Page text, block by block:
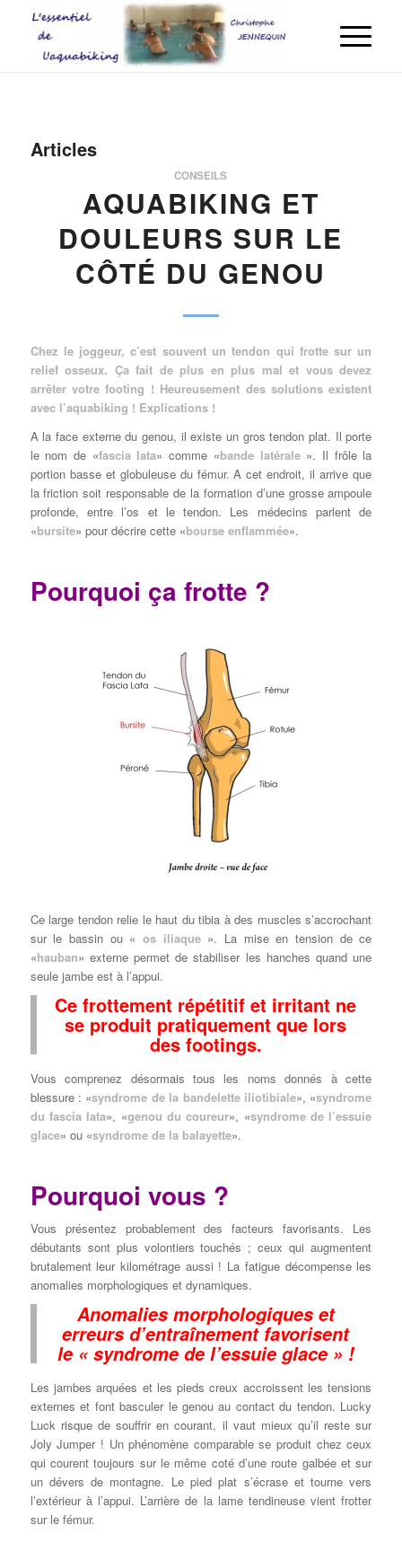
Articles
CONSEILS
AQUABIKING ET
DOULEURS SUR LE
CÔTÉ DU GENOU
Chez le joggeur, c’est souvent un tendon qui frotte sur un
relief osseux. Ça fait de plus en plus mal et vous devez
arrêter votre footing ! Heureusement des solutions existent
avec l’aquabiking ! Explications !
A la face externe du genou, il existe un gros tendon plat. Il porte
le nom de «fascia lata» comme «bande latérale». Il frôle la
portion basse et globuleuse du fémur. A cet endroit, il arrive que
la friction soit responsable de la formation d’une grosse ampoule
profonde, entre l’os et le tendon. Les médecins parlent de
«bursite» pour décrire cette «bourse enflammée».
Pourquoi ça frotte ?
Ce large tendon relie le haut du tibia à des muscles s’accrochant
sur le bassin ou « os iliaque». La mise en tension de ce
«hauban» externe permet de stabiliser les hanches quand une
seule jambe est à l’appui.
Ce frottement répétitif et irritant ne
se produit pratiquement que lors
des footings.
Vous comprenez désormais tous les noms donnés à cette
blessure : «syndrome de la bandelette iliotibiale», «syndrome
du fascia lata», «genou du coureur», «syndrome de l’essuie
glace» ou «syndrome de la balayette».
Pourquoi vous ?
Vous présentez probablement des facteurs favorisants. Les
débutants sont plus volontiers touchés ; ceux qui augmentent
brutalement leur kilométrage aussi ! La fatigue décompense les
anomalies morphologiques et dynamiques.
Anomalies morphologiques et
erreurs d’entraînement favorisent
le « syndrome de l’essuie glace » !
Les jambes arquées et les pieds creux accroissent les tensions
externes et font basculer le genou au contact du tendon. Lucky
Luck risque de souffrir en courant, il vaut mieux qu’il reste sur
Joly Jumper ! Un phénomène comparable se produit chez ceux
qui courent toujours sur le même coté d’une route galbée et sur
un dévers de montagne. Le pied plat s’écrase et tourne vers
l’extérieur à l’appui. L’arrière de la lame tendineuse vient frotter
sur le fémur.